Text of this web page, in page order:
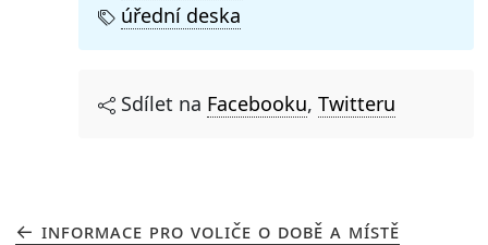
úřední deska
Sdílet na Facebooku, Twitteru
INFORMACE PRO VOLIČE O DOBĚ A MÍSTĚ